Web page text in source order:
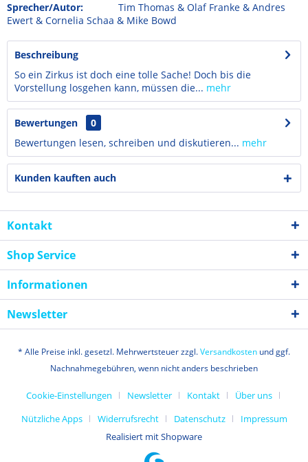
Sprecher/Autor:
Tim Thomas & Olaf Franke & Andres
Ewert & Cornelia Schaa & Mike Bowd
Beschreibung
So ein Zirkus ist doch eine tolle Sache! Doch bis die
Vorstellung losgehen kann, müssen die... mehr
Bewertungen
0
Bewertungen lesen, schreiben und diskutieren... mehr
Kunden kauften auch
Kontakt
Shop Service
Informationen
Newsletter
* Alle Preise inkl. gesetzl. Mehrwertsteuer zzgl.Versandkosten und ggf.
Nachnahmegebühren, wenn nicht anders beschrieben
Cookie-Einstellungen Newsletter Kontakt
Über uns
Nützliche Apps
Widerrufsrecht Datenschutz
Impressum
Realisiert mit Shopware